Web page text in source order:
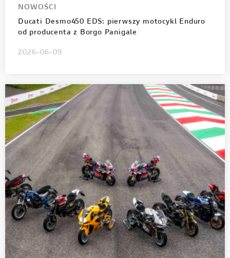
NOWOŚCI
Ducati Desmo450 EDS: pierwszy motocykl Enduro
od producenta z Borgo Panigale
2026-06-09